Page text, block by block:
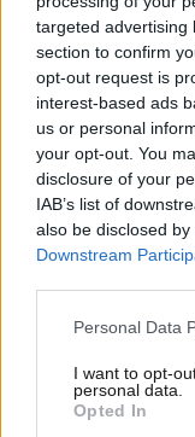
targeted advertising
section to confirm
opt-out request is
interest-based ads
us or personal
your opt-out. You
disclosure of your
IAB’s list of
also be disclosed
Downstream
Please note that
not limited to your
grant or deny
use your data for
Personal Data
I want to opt-
personal data.
Opted In
ΚΟΣΜΟΣ08·08·2026
Στα ίχνη της
άνθρωπος των
εντοπίστηκε